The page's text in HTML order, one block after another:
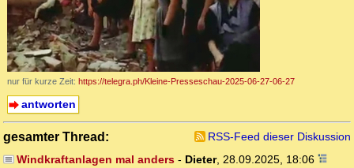
nur für kurze Zeit: https://telegra.ph/Kleine-Presseschau-2025-06-27-06-27
antworten
gesamter Thread:
RSS-Feed dieser Diskussion
Windkraftanlagen mal anders- Dieter, 28.09.2025, 18:06